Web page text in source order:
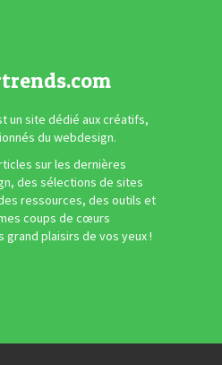
un site dédié aux créatifs,
du webdesign.
sur les dernières
des sélections de sites
ressources, des outils et
coups de cœurs
grand plaisirs de vos yeux !